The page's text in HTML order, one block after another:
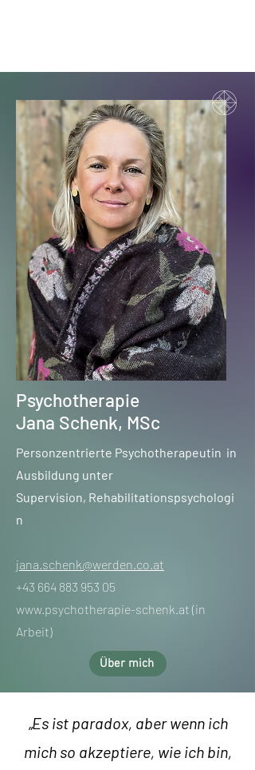
Psychotherapie
Jana Schenk, MSc
Personzentrierte Psychotherapeutin in
Ausbildung unter
Supervision, Rehabilitationspsychologi
n
jana.schenk@werden.co.at
+43 664 883 953 05
www.psychotherapie-schenk.at (in
Arbeit)
Über mich
„Es ist paradox, aber wenn ich
mich so akzeptiere, wie ich bin,